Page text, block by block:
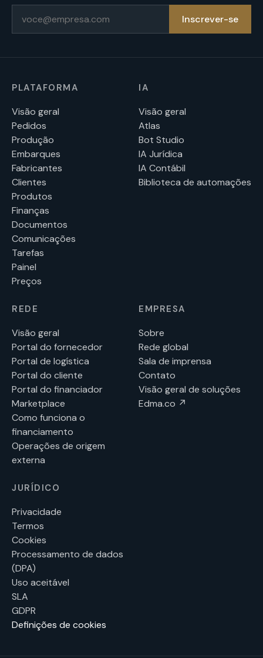
Inscrever-se
PLATAFORMA
Visão geral
Pedidos
Produção
Embarques
Fabricantes
Clientes
Produtos
Finanças
Documentos
Comunicações
Tarefas
Painel
Preços
IA
Visão geral
Atlas
Bot Studio
IA Jurídica
IA Contábil
Biblioteca de automações
REDE
Visão geral
Portal do fornecedor
Portal de logística
Portal do cliente
Portal do financiador
Marketplace
Como funciona o
financiamento
Operações de origem
externa
EMPRESA
Sobre
Rede global
Sala de imprensa
Contato
Visão geral de soluções
Edma.co ↗
JURÍDICO
Privacidade
Termos
Cookies
Processamento de dados
(DPA)
Uso aceitável
SLA
GDPR
Definições de cookies